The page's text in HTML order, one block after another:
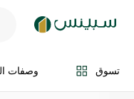
تسوق وصفات
اضف الى السلة